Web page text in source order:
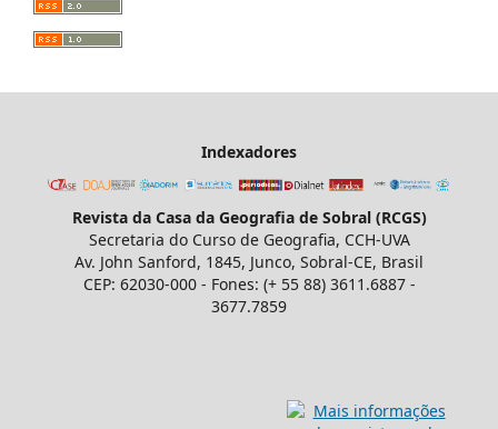
Indexadores
Revista da Casa da Geografia de Sobral (RCGS)
Secretaria do Curso de Geografia, CCH-UVA
Av. John Sanford, 1845, Junco, Sobral-CE, Brasil
CEP: 62030-000 - Fones: (+ 55 88) 3611.6887 -
3677.7859